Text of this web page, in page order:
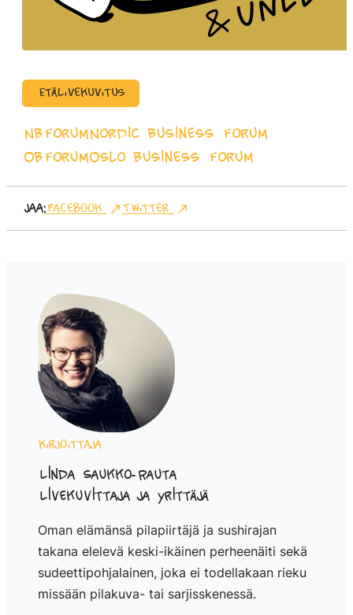
Etälivekuvitus
NBForumNordic Business Forum
OBForumOslo Business Forum
Jaa:Facebook Twitter
Kirjoittaja
Linda Saukko-Rauta
Livekuvittaja ja yrittäjä
Oman elämänsä pilapiirtäjä ja sushirajan
takana elelevä keski-ikäinen perheenäiti sekä
sudeettipohjalainen, joka ei todellakaan rieku
missään pilakuva- tai sarjisskenessä.